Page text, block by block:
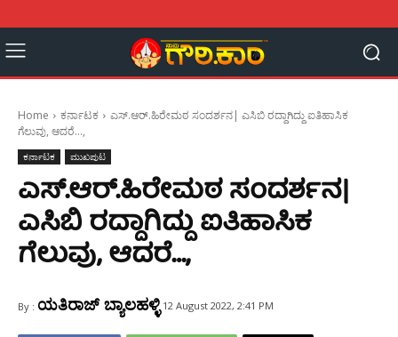
Home ಕರ್ನಾಟಕ
ಎಸ್.ಆರ್‌.ಹಿರೇಮಠ ಸಂದರ್ಶನ| ಎಸಿಬಿ ರದ್ದಾಗಿದ್ದು ಐತಿಹಾಸಿಕ
ಗೆಲುವು, ಆದರೆ...,
ಕರ್ನಾಟಕ ಮುಖಪುಟ
ಎಸ್.ಆರ್‌.ಹಿರೇಮಠ ಸಂದರ್ಶನ|
ಎಸಿಬಿ ರದ್ದಾಗಿದ್ದು ಐತಿಹಾಸಿಕ
ಗೆಲುವು, ಆದರೆ…,
By : ಯತಿರಾಜ್ ಬ್ಯಾಲಹಳ್ಳಿ 12 August 2022, 2:41 PM